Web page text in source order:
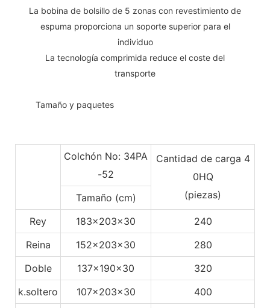
La bobina de bolsillo de 5 zonas con revestimiento de
espuma proporciona un soporte superior para el
individuo
La tecnología comprimida reduce el coste del
transporte
Tamaño y paquetes
Colchón No: 34PA
-52
Cantidad de carga 4
0HQ
(piezas)
Tamaño (cm)
Rey
183x203x30
240
Reina
152x203x30
280
Doble
137x190x30
320
k.soltero
107x203x30
400